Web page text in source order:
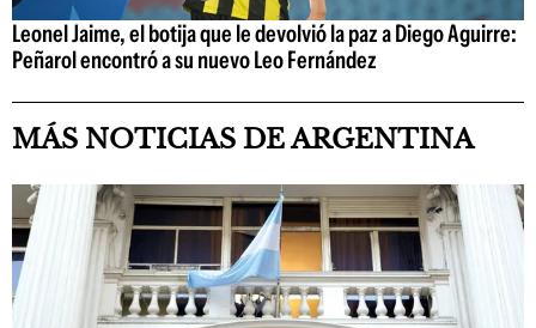
Leonel Jaime, el botija que le devolvió la paz a Diego Aguirre:
Peñarol encontró a su nuevo Leo Fernández
MÁS NOTICIAS DE ARGENTINA